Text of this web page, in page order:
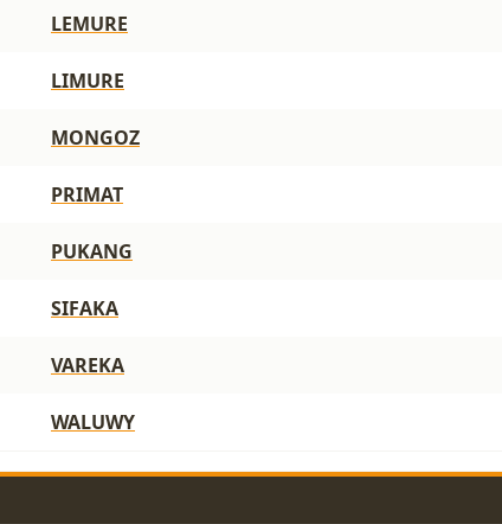
LEMURE
LIMURE
MONGOZ
PRIMAT
PUKANG
SIFAKA
VAREKA
WALUWY